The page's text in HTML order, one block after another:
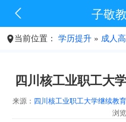
 子敬
当前位置： 学历提升 » 成人
四川核工业职工大
来源： 四川核工业职工大学继续教
浏